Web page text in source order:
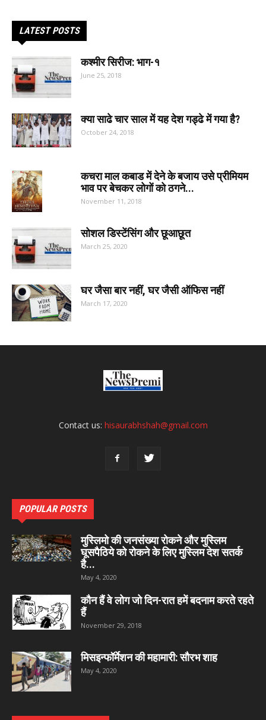
LATEST POSTS
कश्मीर सिरीज: भाग-१
June 25, 2018
क्या साढे चार साल में यह देश गड्ढे में गया है?
October 24, 2018
कचरा माल कबाड में देने के बजाय उसे प्रीमियम
भाव पर बेचकर लोगों को ठगने...
November 11, 2018
सोशल डिस्टेंसिंग और छूआछूत
March 25, 2020
घर जैसा बार नहीं, घर जैसी ऑफिस नहीं
March 17, 2020
Contact us: hisaurabhshah@gmail.com
POPULAR POSTS
मुस्लिमो की जनसंख्या रोकने और मुस्लिम
घूसपैठिये को रोकने के लिए मुस्लिम देश सतर्क
है...
May 4, 2020
कौन हैं वे लोग जो दिन-रात हमें बदनाम करते रहते
हैं
November 29, 2018
मिसइन्फॉर्मेशन की महामारी: सौरभ शाह
May 4, 2020